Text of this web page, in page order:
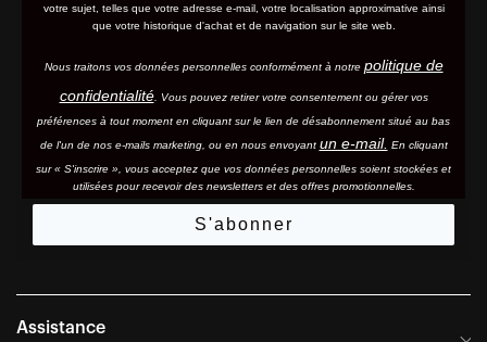
votre sujet, telles que votre adresse e-mail, votre localisation approximative ainsi
que votre historique d'achat et de navigation sur le site web.
Nous traitons vos données personnelles conformément à notre politique de
confidentialité. Vous pouvez retirer votre consentement ou gérer vos
préférences à tout moment en cliquant sur le lien de désabonnement situé au bas
de l'un de nos e-mails marketing, ou en nous envoyant un e-mail. En cliquant
sur « S'inscrire », vous acceptez que vos données personnelles soient stockées et
utilisées pour recevoir des newsletters et des offres promotionnelles.
S'abonner
Assistance